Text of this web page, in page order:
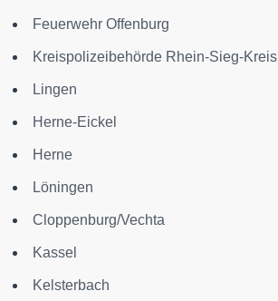
Feuerwehr Offenburg
Kreispolizeibehörde Rhein-Sieg-Kreis
Lingen
Herne-Eickel
Herne
Löningen
Cloppenburg/Vechta
Kassel
Kelsterbach